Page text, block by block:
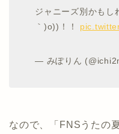
ジャニーズ別かもし
｀)o))！！
— みぽりん
なので、「FNSうたの